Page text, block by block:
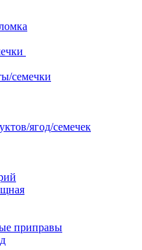
семечки
ягод/семечек
приправы